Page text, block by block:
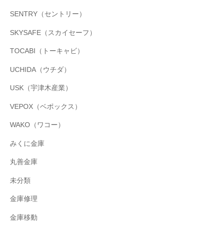
SENTRY（セントリー）
SKYSAFE（スカイセーフ）
TOCABI（トーキャビ）
UCHIDA（ウチダ）
USK（宇津木産業）
VEPOX（ベポックス）
WAKO（ワコー）
みくに金庫
丸善金庫
未分類
金庫修理
金庫移動